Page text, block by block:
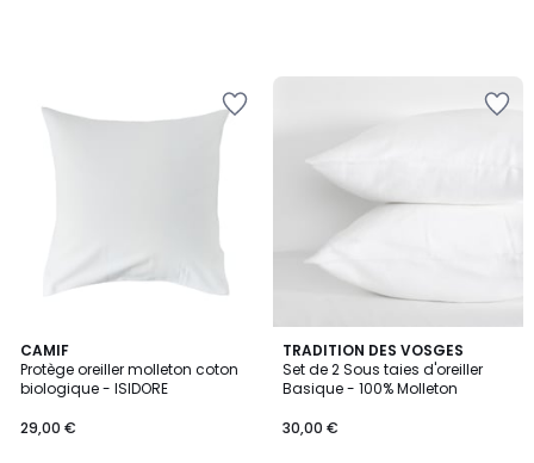
CAMIF
Protège oreiller molleton coton
biologique - ISIDORE
29,00 €
TRADITION DES VOSGES
Set de 2 Sous taies d'oreiller
Basique - 100% Molleton
30,00 €